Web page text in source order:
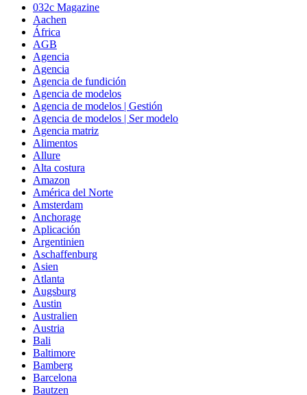
032c Magazine
Aachen
África
AGB
Agencia
Agencia
Agencia de fundición
Agencia de modelos
Agencia de modelos | Gestión
Agencia de modelos | Ser modelo
Agencia matriz
Alimentos
Allure
Alta costura
Amazon
América del Norte
Amsterdam
Anchorage
Aplicación
Argentinien
Aschaffenburg
Asien
Atlanta
Augsburg
Austin
Australien
Austria
Bali
Baltimore
Bamberg
Barcelona
Bautzen